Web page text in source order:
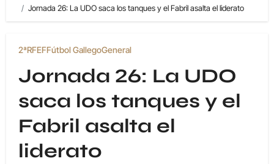
Jornada 26: La UDO saca los tanques y el Fabril asalta el liderato
2ªRFEFFútbol GallegoGeneral
Jornada 26: La UDO
saca los tanques y el
Fabril asalta el
liderato